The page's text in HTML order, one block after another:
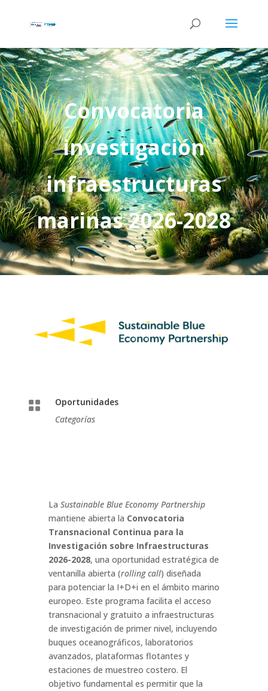
Convocatoria
investigación
infraestructuras
marinas 2026-2028

Oportunidades
Categorías
La Sustainable Blue Economy Partnership
mantiene abierta la Convocatoria
Transnacional Continua para la
Investigación sobre Infraestructuras
2026-2028, una oportunidad estratégica de
ventanilla abierta (rolling call) diseñada
para potenciar la I+D+i en el ámbito marino
europeo. Este programa facilita el acceso
transnacional y gratuito a infraestructuras
de investigación de primer nivel, incluyendo
buques oceanográficos, laboratorios
avanzados, plataformas flotantes y
estaciones de muestreo costero. El
objetivo fundamental es permitir que la